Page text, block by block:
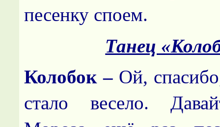
песенку споем.
Танец
Колобок – Ой,
стало весело.